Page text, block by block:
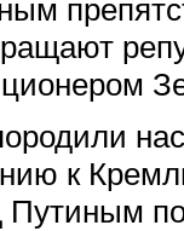
к
Путиным